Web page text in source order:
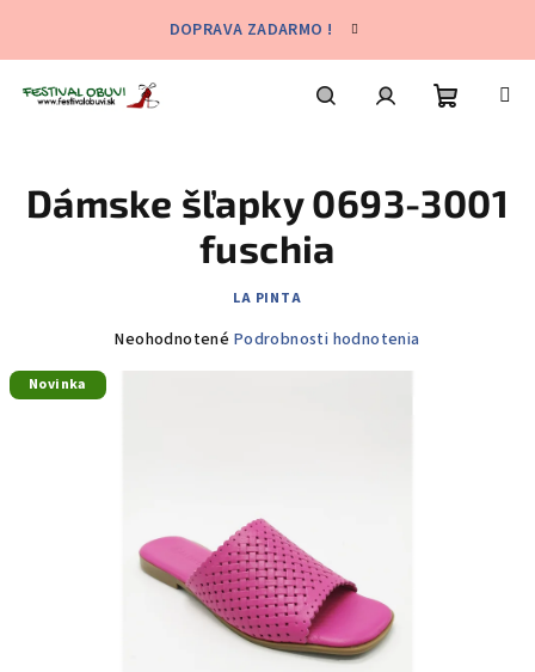
obsah
DOPRAVA ZADARMO !
košík
Dámske šľapky 0693-3001
fuschia
LA PINTA
Priemerné
Neohodnotené Podrobnosti hodnotenia
Novinka